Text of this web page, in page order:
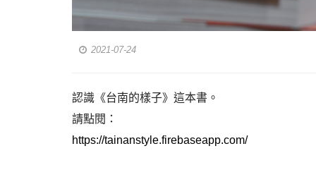
2021-07-24
認識《台南的樣子》這本書。
請點閱：
https://tainanstyle.firebaseapp.com/